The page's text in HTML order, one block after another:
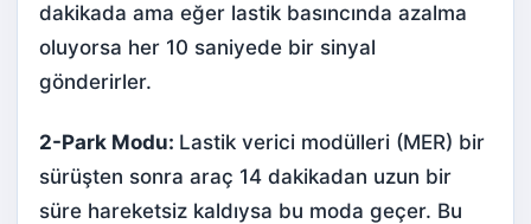
dakikada ama eğer lastik basıncında azalma
oluyorsa her 10 saniyede bir sinyal
gönderirler.
2-Park Modu: Lastik verici modülleri (MER) bir
sürüşten sonra araç 14 dakikadan uzun bir
süre hareketsiz kaldıysa bu moda geçer. Bu